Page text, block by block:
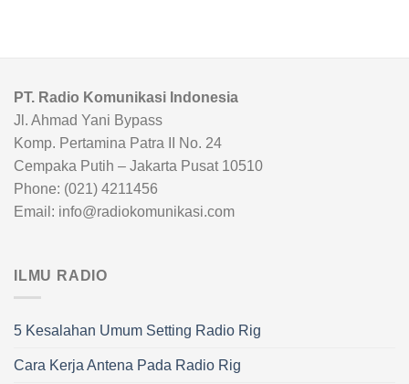
PT. Radio Komunikasi Indonesia
Jl. Ahmad Yani Bypass
Komp. Pertamina Patra II No. 24
Cempaka Putih – Jakarta Pusat 10510
Phone: (021) 4211456
Email: info@radiokomunikasi.com
ILMU RADIO
5 Kesalahan Umum Setting Radio Rig
Cara Kerja Antena Pada Radio Rig